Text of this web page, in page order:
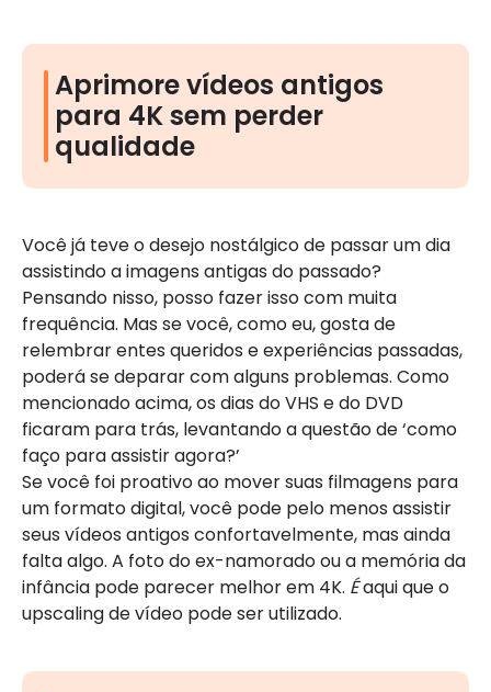
Aprimore vídeos antigos
para 4K sem perder
qualidade
Você já teve o desejo nostálgico de passar um dia
assistindo a imagens antigas do passado?
Pensando nisso, posso fazer isso com muita
frequência. Mas se você, como eu, gosta de
relembrar entes queridos e experiências passadas,
poderá se deparar com alguns problemas. Como
mencionado acima, os dias do VHS e do DVD
ficaram para trás, levantando a questão de ‘como
faço para assistir agora?’
Se você foi proativo ao mover suas filmagens para
um formato digital, você pode pelo menos assistir
seus vídeos antigos confortavelmente, mas ainda
falta algo. A foto do ex-namorado ou a memória da
infância pode parecer melhor em 4K. Éaqui que o
upscaling de vídeo pode ser utilizado.